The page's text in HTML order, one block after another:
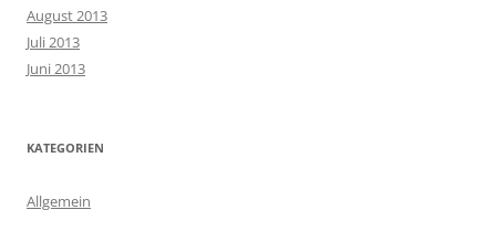
August 2013
Juli 2013
Juni 2013
KATEGORIEN
Allgemein